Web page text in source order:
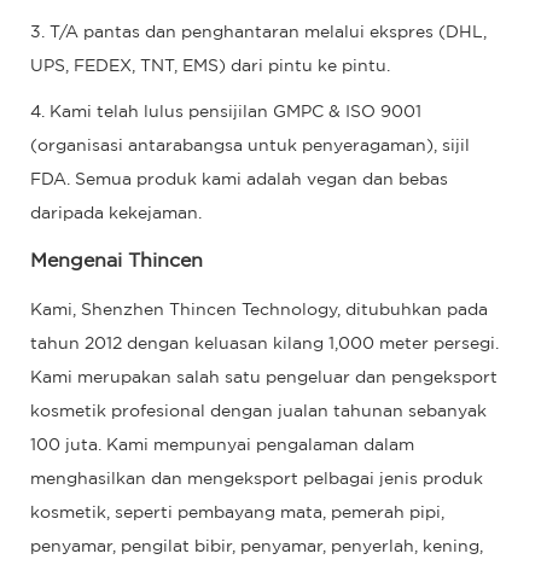
3. T/A pantas dan penghantaran melalui ekspres (DHL,
UPS, FEDEX, TNT, EMS) dari pintu ke pintu.
4. Kami telah lulus pensijilan GMPC & ISO 9001
(organisasi antarabangsa untuk penyeragaman), sijil
FDA. Semua produk kami adalah vegan dan bebas
daripada kekejaman.
Mengenai Thincen
Kami, Shenzhen Thincen Technology, ditubuhkan pada
tahun 2012 dengan keluasan kilang 1,000 meter persegi.
Kami merupakan salah satu pengeluar dan pengeksport
kosmetik profesional dengan jualan tahunan sebanyak
100 juta. Kami mempunyai pengalaman dalam
menghasilkan dan mengeksport pelbagai jenis produk
kosmetik, seperti pembayang mata, pemerah pipi,
penyamar, pengilat bibir, penyamar, penyerlah, kening,